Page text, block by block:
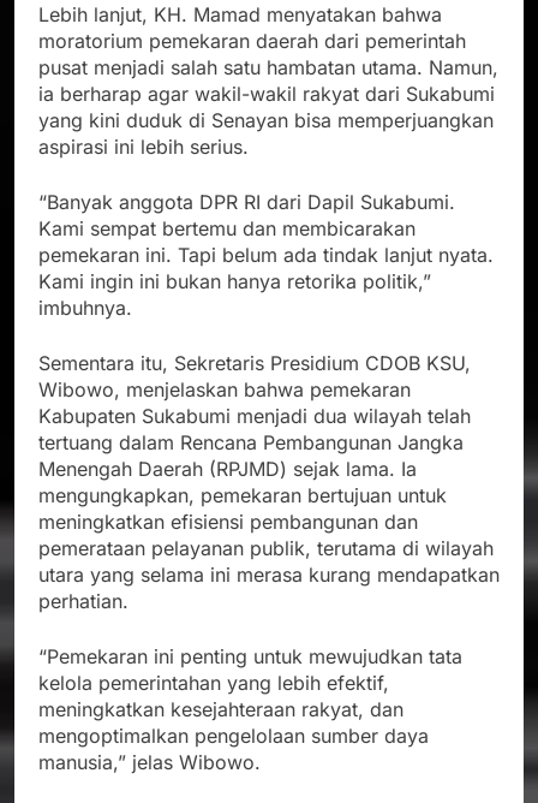
Lebih lanjut, KH. Mamad menyatakan bahwa
moratorium pemekaran daerah dari pemerintah
pusat menjadi salah satu hambatan utama. Namun,
ia berharap agar wakil-wakil rakyat dari Sukabumi
yang kini duduk di Senayan bisa memperjuangkan
aspirasi ini lebih serius.
“Banyak anggota DPR RI dari Dapil Sukabumi.
Kami sempat bertemu dan membicarakan
pemekaran ini. Tapi belum ada tindak lanjut nyata.
Kami ingin ini bukan hanya retorika politik,”
imbuhnya.
Sementara itu, Sekretaris Presidium CDOB KSU,
Wibowo, menjelaskan bahwa pemekaran
Kabupaten Sukabumi menjadi dua wilayah telah
tertuang dalam Rencana Pembangunan Jangka
Menengah Daerah (RPJMD) sejak lama. Ia
mengungkapkan, pemekaran bertujuan untuk
meningkatkan efisiensi pembangunan dan
pemerataan pelayanan publik, terutama di wilayah
utara yang selama ini merasa kurang mendapatkan
perhatian.
“Pemekaran ini penting untuk mewujudkan tata
kelola pemerintahan yang lebih efektif,
meningkatkan kesejahteraan rakyat, dan
mengoptimalkan pengelolaan sumber daya
manusia,” jelas Wibowo.